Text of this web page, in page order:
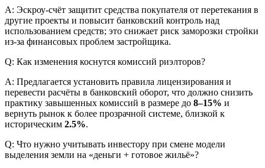
A: Эскроу-счёт защитит средства покупателя от перетекания в
другие проекты и повысит банковский контроль над
использованием средств; это снижает риск заморозки стройки
из-за финансовых проблем застройщика.
Q: Как изменения коснутся комиссий риэлторов?
A: Предлагается установить правила лицензирования и
перевести расчёты в банковский оборот, что должно снизить
практику завышенных комиссий в размере до 8–15% и
вернуть рынок к более прозрачной системе, близкой к
историческим 2.5%.
Q: Что нужно учитывать инвестору при смене модели
выделения земли на «деньги + готовое жильё»?